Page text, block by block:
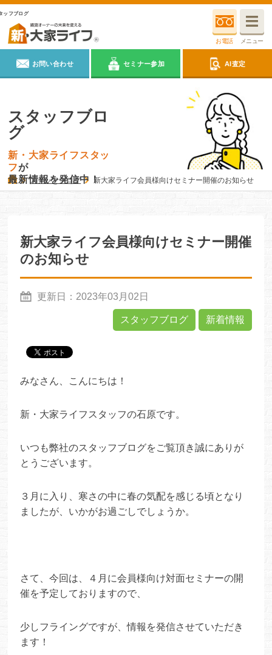
ッフブログ
お電話 メニュー
お問い合わせ セミナー参加 AI査定
スタッフブロ
グ
新・大家ライフスタッ
フが
最新情報を発信中！
スタッフブログ 新大家ライフ会員様向けセミナー開催のお知らせ
新大家ライフ会員様向けセミナー開催
のお知らせ
更新日： 2023年03月02日
スタッフブログ 新着情報
みなさん、こんにちは！
新・大家ライフスタッフの石原です。
いつも弊社のスタッフブログをご覧頂き誠にありが
とうございます。
３月に入り、寒さの中に春の気配を感じる頃となり
ましたが、いかがお過ごしでしょうか。
さて、今回は、４月に会員様向け対面セミナーの開
催を予定しておりますので、
少しフライングですが、情報を発信させていただき
ます！